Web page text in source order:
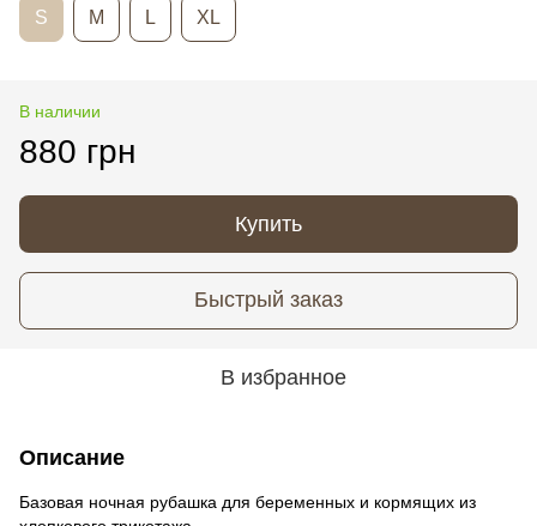
S M L XL
В наличии
880 грн
Купить
Быстрый заказ
В избранное
Описание
Базовая ночная рубашка для беременных и кормящих из